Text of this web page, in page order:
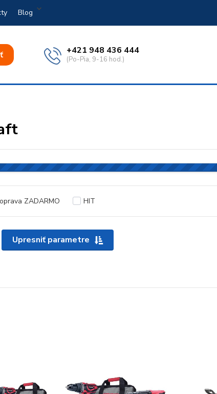
Blog
+421 948 436 444
(Po-Pia, 9-16 hod.)
Upresniť parametre
ZADARMO HIT